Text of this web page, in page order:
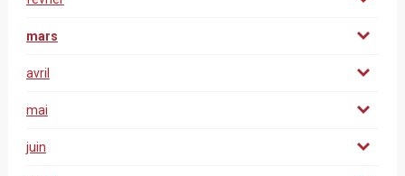
mars
avril
mai
juin